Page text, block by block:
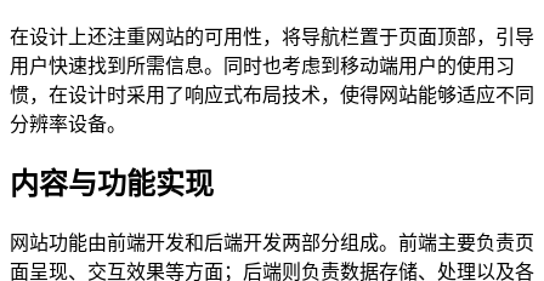
在设计上还注重网站的可用性，将导航栏置于页面顶部，引导
用户快速找到所需信息。同时也考虑到移动端用户的使用习
惯，在设计时采用了响应式布局技术，使得网站能够适应不同
分辨率设备。
内容与功能实现
网站功能由前端开发和后端开发两部分组成。前端主要负责页
面呈现、交互效果等方面；后端则负责数据存储、处理以及各